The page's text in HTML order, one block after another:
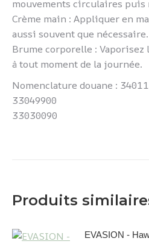
mouvements circulaires puis
Crème main : Appliquer en
aussi souvent que nécessaire.
Brume corporelle :
à tout moment de la journée.
Nomenclature douane :
33049900
33030090
Produits
EVASION -